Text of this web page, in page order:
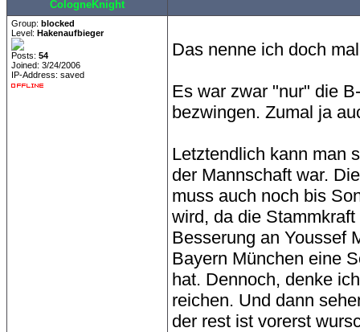
CologneKnight
Group: blocked
Level: Hakenaufbieger
Posts: 54
Joined: 3/24/2006
IP-Address: saved
Das nenne ich doch
Es war zwar "nur" die
bezwingen. Zumal ja
Letztendlich kann man
der Mannschaft war.
muss auch noch bis
wird, da die
Besserung an Youssef
Bayern München eine
hat. Dennoch, denke
reichen. Und dann
der rest ist vorerst